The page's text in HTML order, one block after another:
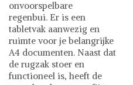
onvoorspelbare
regenbui. Er is een
tabletvak aanwezig en
ruimte voor je belangrijke
A4 documenten. Naast dat
de rugzak stoer en
functioneel is, heeft de